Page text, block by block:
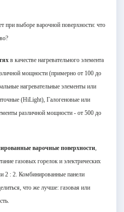
при выборе варочной поверхности: что
в качестве нагревательного элемента
мощности (примерно от 100 до
нагревательные элементы или
(HiLight), Галогеновые или
различной мощности - от 500 до
варочные поверхности
газовых горелок и электрических
2 : 2. Комбинированные панели
что же лучше: газовая или